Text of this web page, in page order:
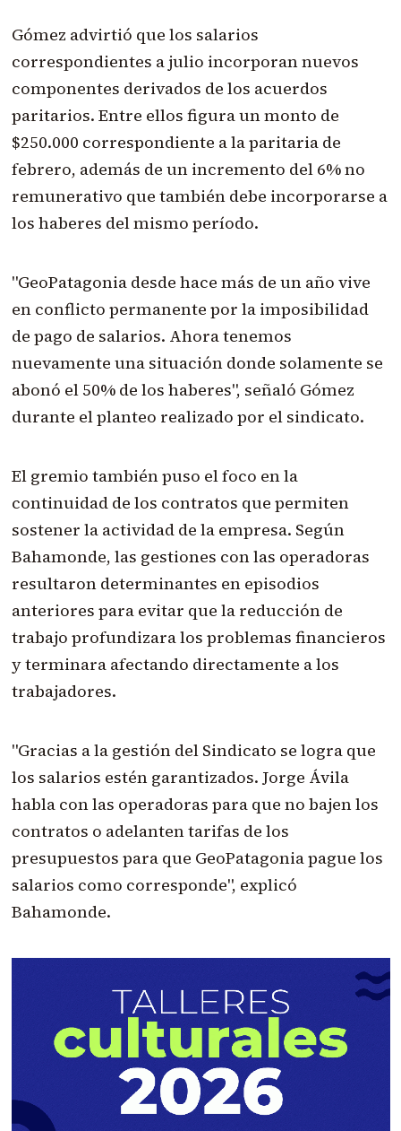
Gómez advirtió que los salarios
correspondientes a julio incorporan nuevos
componentes derivados de los acuerdos
paritarios. Entre ellos figura un monto de
$250.000 correspondiente a la paritaria de
febrero, además de un incremento del 6% no
remunerativo que también debe incorporarse a
los haberes del mismo período.
"GeoPatagonia desde hace más de un año vive
en conflicto permanente por la imposibilidad
de pago de salarios. Ahora tenemos
nuevamente una situación donde solamente se
abonó el 50% de los haberes", señaló Gómez
durante el planteo realizado por el sindicato.
El gremio también puso el foco en la
continuidad de los contratos que permiten
sostener la actividad de la empresa. Según
Bahamonde, las gestiones con las operadoras
resultaron determinantes en episodios
anteriores para evitar que la reducción de
trabajo profundizara los problemas financieros
y terminara afectando directamente a los
trabajadores.
"Gracias a la gestión del Sindicato se logra que
los salarios estén garantizados. Jorge Ávila
habla con las operadoras para que no bajen los
contratos o adelanten tarifas de los
presupuestos para que GeoPatagonia pague los
salarios como corresponde", explicó
Bahamonde.